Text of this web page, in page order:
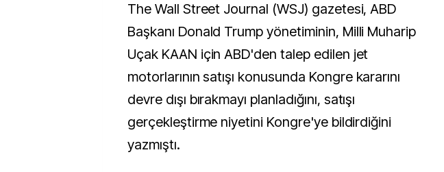
The Wall Street Journal (WSJ) gazetesi, ABD
Başkanı Donald Trump yönetiminin, Milli Muharip
Uçak KAAN için ABD'den talep edilen jet
motorlarının satışı konusunda Kongre kararını
devre dışı bırakmayı planladığını, satışı
gerçekleştirme niyetini Kongre'ye bildirdiğini
yazmıştı.